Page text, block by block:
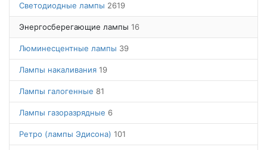
Светодиодные лампы 2619
Энергосберегающие лампы 16
Люминесцентные лампы 39
Лампы накаливания 19
Лампы галогенные 81
Лампы газоразрядные 6
Ретро (лампы Эдисона) 101